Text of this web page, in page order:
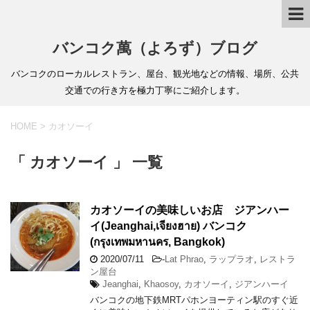
バンコク萬（よろず）ブログ
バンコクのローカルレストラン、屋台、観光地などの情報、場所、公共
交通での行き方を極力丁寧にご紹介します。
HOME > カオソーイ
「 カオソーイ 」 一覧
カオソーイの美味しいお店 ジアンハー
イ(Jeanghai,เจียงฮาย) バンコク
(กรุงเทพมหานคร, Bangkok)
2020/07/11 -Lat Phrao ラップラオ
レストラ
ン屋台
Jeanghai
Khaosoy, カオソーイ
ジアンハーイ
バンコクの地下鉄MRTパホンヨーティン駅のすぐ近